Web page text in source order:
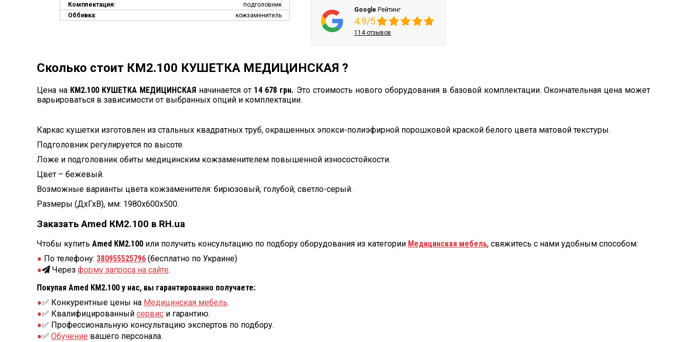
Комплектация:
подголовник
Оббивка:
кожзаменитель
Google Рейтинг
4.9/5
114 отзывов
Сколько стоит КМ2.100 КУШЕТКА МЕДИЦИНСКАЯ ?
Цена на КМ2.100 КУШЕТКА МЕДИЦИНСКАЯ начинается от 14 678 грн. Это стоимость нового оборудования в базовой комплектации. Окончательная цена может
варьироваться в зависимости от выбранных опций и комплектации.
Каркас кушетки изготовлен из стальных квадратных труб, окрашенных эпокси-полиэфирной порошковой краской белого цвета матовой текстуры.
Подголовник регулируется по высоте.
Ложе и подголовник обиты медицинским кожзаменителем повышенной износостойкости.
Цвет – бежевый.
Возможные варианты цвета кожзаменителя: бирюзовый, голубой, светло-серый.
Размеры (ДхГхВ), мм: 1980х600х500.
Заказать Amed КМ2.100 в RH.ua
Чтобы купить Amed КМ2.100 или получить консультацию по подбору оборудования из категории Медицинская мебель, свяжитесь с нами удобным способом:
По телефону: 380955525796 (бесплатно по Украине)
Через форму запроса на сайте.
Покупая Amed КМ2.100 у нас, вы гарантированно получаете:
✅ Конкурентные цены на Медицинская мебель.
✅ Квалифицированный сервис и гарантию.
✅ Профессиональную консультацию экспертов по подбору.
✅ Обучение вашего персонала.